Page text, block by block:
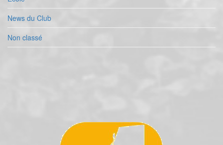
News du Club
Non classé